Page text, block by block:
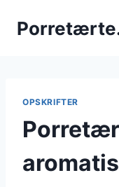
OPSKRIFTER